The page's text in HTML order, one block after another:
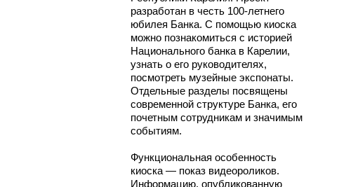
разработан в честь 100-летнего
юбилея Банка. С помощью киоска
можно познакомиться с историей
Национального банка в Карелии,
узнать о его руководителях,
посмотреть музейные экспонаты.
Отдельные разделы посвящены
современной структуре Банка, его
почетным сотрудникам и значимым
событиям.
Функциональная особенность
киоска — показ видеороликов.
Информацию, опубликованную